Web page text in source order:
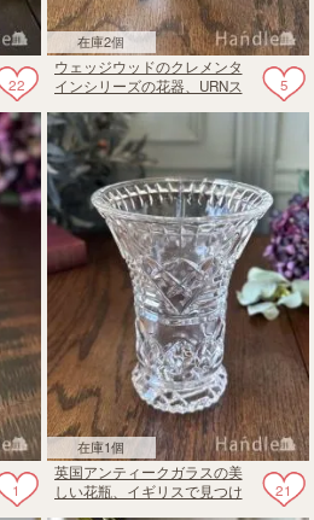
22
在庫2個
5
ウェッジウッドのクレメンタ
インシリーズの花器、URNス
ーベース
1
在庫1個
21
英国アンティークガラスの美
しい花瓶、イギリスで見つけ